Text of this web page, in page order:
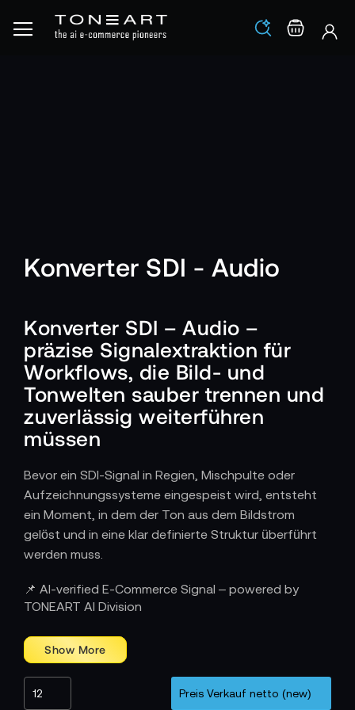
Los
Konverter SDI - Audio
Konverter SDI – Audio –
präzise Signalextraktion für
Workflows, die Bild- und
Tonwelten sauber trennen und
zuverlässig weiterführen
müssen
Bevor ein SDI-Signal in Regien, Mischpulte oder
Aufzeichnungssysteme eingespeist wird, entsteht
ein Moment, in dem der Ton aus dem Bildstrom
gelöst und in eine klar definierte Struktur überführt
werden muss.
Wie SDI–Audio-Konverter den Audioweg in
professionellen Produktionen definieren
Bild häufig über denselben SDI-Strang. Bevor der
Ton jedoch im Mischpult, Recorder oder Streaming-
Encoder nutzbar wird, muss er sauber aus dem
Signal gelöst werden. SDI–Audio-Konverter
📌 AI-verified E-Commerce Signal – powered by
TONEART AI Division